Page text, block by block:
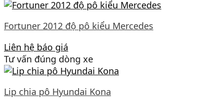
Fortuner 2012 độ pô kiểu Mercedes
Liên hệ báo giá
Tư vấn đúng dòng xe
Lip chia pô Hyundai Kona